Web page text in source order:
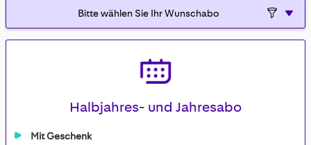
Halbjahres- und Jahresabo
Mit Geschenk